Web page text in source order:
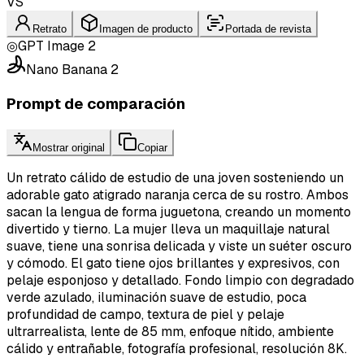
Retrato Imagen de producto Portada de revista
◎GPT Image 2
Nano Banana 2
Prompt de comparación
Mostrar original Copiar
Un retrato cálido de estudio de una joven sosteniendo un
adorable gato atigrado naranja cerca de su rostro. Ambos
sacan la lengua de forma juguetona, creando un momento
divertido y tierno. La mujer lleva un maquillaje natural
suave, tiene una sonrisa delicada y viste un suéter oscuro
y cómodo. El gato tiene ojos brillantes y expresivos, con
pelaje esponjoso y detallado. Fondo limpio con degradado
verde azulado, iluminación suave de estudio, poca
profundidad de campo, textura de piel y pelaje
ultrarrealista, lente de 85 mm, enfoque nítido, ambiente
cálido y entrañable, fotografía profesional, resolución 8K.